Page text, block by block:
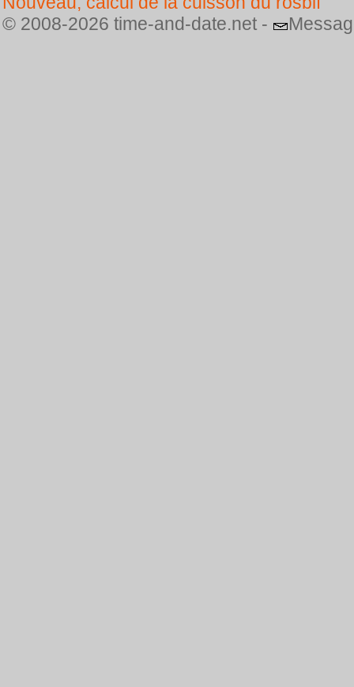
© 2008-2026 time-and-date.net -